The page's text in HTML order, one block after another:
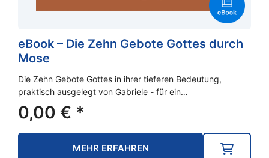
eBook – Die Zehn Gebote Gottes durch
Mose
Die Zehn Gebote Gottes in ihrer tieferen Bedeutung,
praktisch ausgelegt von Gabriele - für ein…
0,00 € *
MEHR ERFAHREN